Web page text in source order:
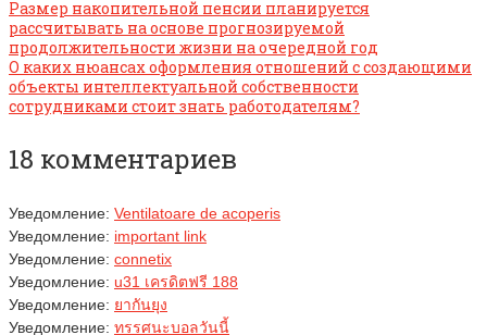
Размер накопительной пенсии планируется
рассчитывать на основе прогнозируемой
продолжительности жизни на очередной год
О каких нюансах оформления отношений с создающими
объекты интеллектуальной собственности
сотрудниками стоит знать работодателям?
18 комментариев
Уведомление: Ventilatoare de acoperis
Уведомление: important link
Уведомление: connetix
Уведомление: u31 เครดิตฟรี 188
Уведомление: ยากันยุง
Уведомление: ทรรศนะบอลวันนี้